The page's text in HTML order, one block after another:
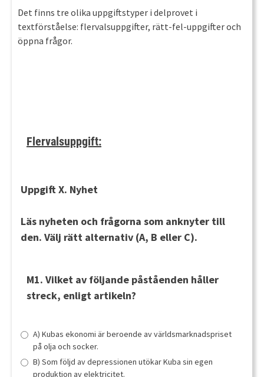
Det finns tre olika uppgiftstyper i delprovet i
textförståelse: flervalsuppgifter, rätt-fel-uppgifter och
öppna frågor.
Flervalsuppgift:
Uppgift X. Nyhet
Läs nyheten och frågorna som anknyter till
den. Välj rätt alternativ (A, B eller C).
M1. Vilket av följande påståenden håller
streck, enligt artikeln?
A) Kubas ekonomi är beroende av världsmarknadspriset
på olja och socker.
B) Som följd av depressionen utökar Kuba sin egen
produktion av elektricitet.